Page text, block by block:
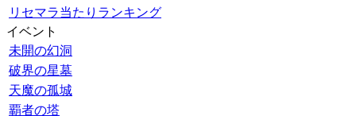
リセマラ当たりランキング
イベント
未開の幻洞
破界の星墓
天魔の孤城
覇者の塔